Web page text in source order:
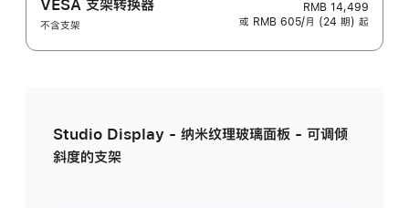
VESA 支架转换器
不含支架
RMB 14,499
或 RMB 605/月 (24 期) 起
Studio Display - 纳米纹理玻璃面板 - 可调倾
斜度的支架